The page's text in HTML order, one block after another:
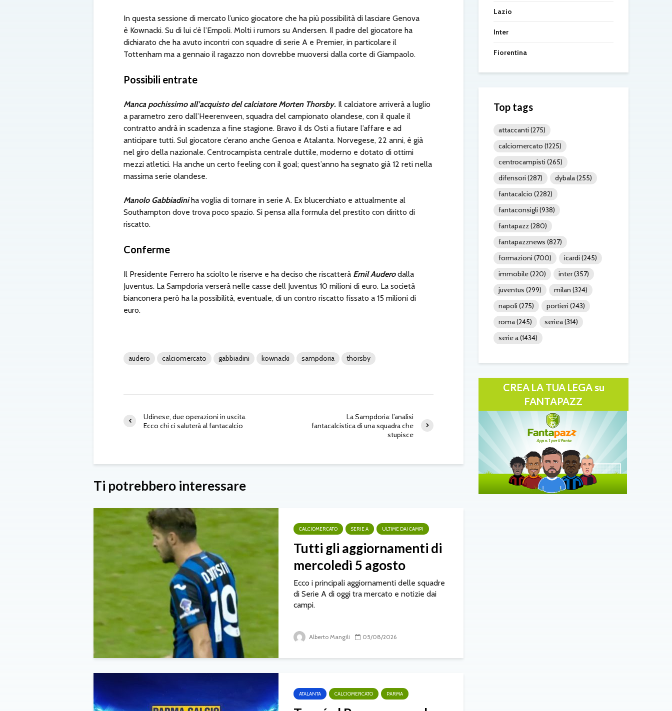
In questa sessione di mercato l’unico giocatore che ha più possibilità di lasciare Genova
è Kownacki. Su di lui c’è l’Empoli. Molti i rumors su Andersen. Il padre del giocatore ha
dichiarato che ha avuto incontri con squadre di serie A e Premier, in particolare il
Tottenham ma a gennaio il ragazzo non dovrebbe muoversi dalla corte di Giampaolo.
Possibili entrate
Manca pochissimo all’acquisto del calciatore Morten Thorsby. Il calciatore arriverà a luglio
a parametro zero dall’Heerenveen, squadra del campionato olandese, con il quale il
contratto andrà in scadenza a fine stagione. Bravo il ds Osti a fiutare l’affare e ad
anticipare tutti. Sul giocatore c’erano anche Genoa e Atalanta. Norvegese, 22 anni, è già
nel giro della nazionale. Centrocampista centrale duttile, moderno e dotato di ottimi
mezzi atletici. Ha anche un certo feeling con il goal; quest’anno ha segnato già 12 reti nella
massima serie olandese.
Manolo Gabbiadiniha voglia di tornare in serie A. Ex blucerchiato e attualmente al
Southampton dove trova poco spazio. Si pensa alla formula del prestito con diritto di
riscatto.
Conferme
Il Presidente Ferrero ha sciolto le riserve e ha deciso che riscatterà Emil Auderodalla
Juventus. La Sampdoria verserà nelle casse dell Juventus 10 milioni di euro. La società
bianconera però ha la possibilità, eventuale, di un contro riscatto fissato a 15 milioni di
euro.
audero calciomercato gabbiadini kownacki sampdoria thorsby
Udinese, due operazioni in uscita.
Ecco chi ci saluterà al fantacalcio
La Sampdoria: l’analisi
fantacalcistica di una squadra che
stupisce
Ti potrebbero interessare
CALCIOMERCATO SERIE A ULTIME DAI CAMPI
Tutti gli aggiornamenti di
mercoledì 5 agosto
Ecco i principali aggiornamenti delle squadre
di Serie A di oggi tra mercato e notizie dai
campi.
Alberto Mangili 05/08/2026
ATALANTA CALCIOMERCATO PARMA
Lazio
Inter
Fiorentina
Top tags
attaccanti (275)
calciomercato (1225)
centrocampisti (265)
difensori (287) dybala(255)
fantacalcio (2282)
fantaconsigli (938)
fantapazz(280)
fantapazznews (827)
formazioni (700) icardi (245)
immobile(220) inter(357)
juventus (299) milan (324)
napoli (275) portieri (243)
roma(245) seriea(314)
serie a(1434)
CREA LA TUA LEGA su
FANTAPAZZ